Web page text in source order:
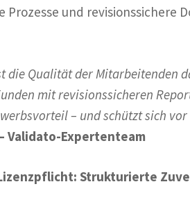
Prozesse und revisionssichere
die Qualität der Mitarbeitenden
mit revisionssicheren
– und schützt sich
– Validato-Expertenteam
Strukturierte